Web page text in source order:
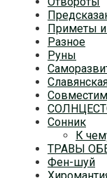
Приметы и
Разное
Руны
Сонник
К
ТРАВЫ
Фен-шуй